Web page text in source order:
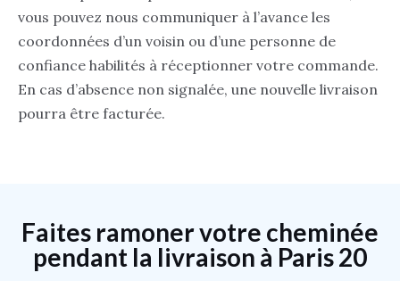
vous pouvez nous communiquer à l’avance les
coordonnées d’un voisin ou d’une personne de
confiance habilités à réceptionner votre commande.
En cas d’absence non signalée, une nouvelle livraison
pourra être facturée.
Faites ramoner votre cheminée
pendant la livraison à Paris 20